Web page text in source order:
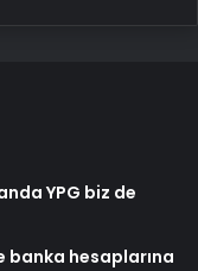
YPG biz de
banka hesaplarına